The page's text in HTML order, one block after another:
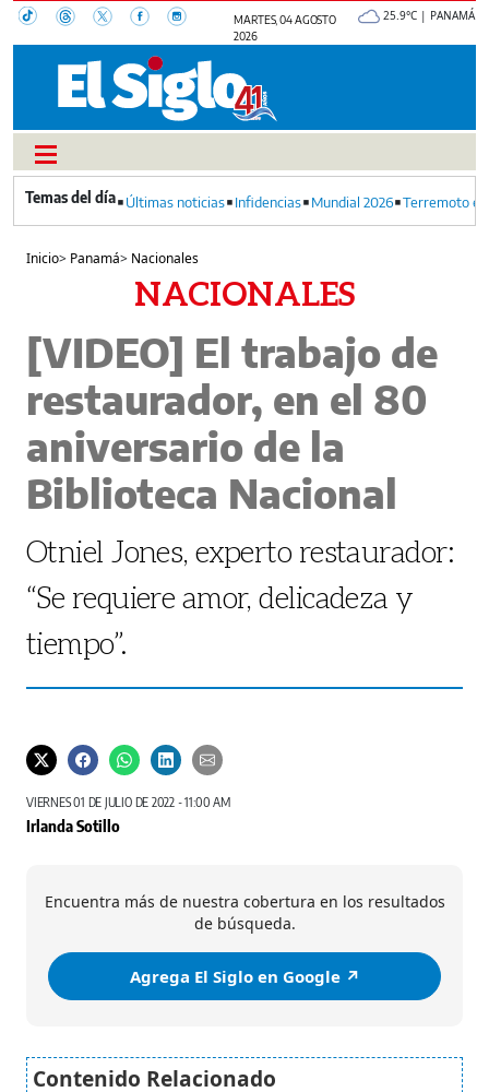
MARTES, 04 AGOSTO
2026
25.9°C | PANAMÁ
Últimas noticias Infidencias Mundial 2026 Terremoto
Inicio> Panamá> Nacionales
NACIONALES
[VIDEO] El trabajo de
restaurador, en el 80
aniversario de la
Biblioteca Nacional
Otniel Jones, experto restaurador:
“Se requiere amor, delicadeza y
tiempo”.
VIERNES 01 DE JULIO DE 2022 - 11:00 AM
Irlanda Sotillo
Encuentra más de nuestra cobertura en los resultados
de búsqueda.
Agrega El Siglo en Google ↗️